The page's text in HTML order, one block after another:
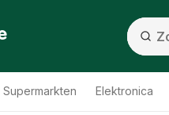
Supermarkten Elektronica